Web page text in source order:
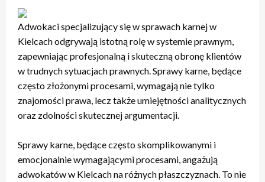
Adwokaci specjalizujący się w sprawach karnej w
Kielcach odgrywają istotną rolę w systemie prawnym,
zapewniając profesjonalną i skuteczną obronę klientów
w trudnych sytuacjach prawnych. Sprawy karne, będące
często złożonymi procesami, wymagają nie tylko
znajomości prawa, lecz także umiejętności analitycznych
oraz zdolności skutecznej argumentacji.
Sprawy karne, będące często skomplikowanymi i
emocjonalnie wymagającymi procesami, angażują
adwokatów w Kielcach na różnych płaszczyznach. To nie